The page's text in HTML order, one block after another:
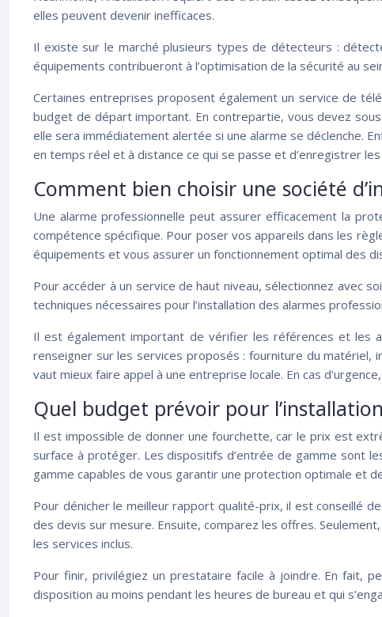
elles peuvent devenir inefficaces.
Il existe sur le marché plusieurs types de détecteurs :
équipements contribueront à l’optimisation de la sécurité au
Certaines entreprises proposent également un service de
budget de départ important. En contrepartie, vous devez
elle sera immédiatement alertée si une alarme se déclenche.
en temps réel et à distance ce qui se passe et d’enregistrer
Comment bien choisir une société
Une alarme professionnelle peut assurer efficacement la
compétence spécifique. Pour poser vos appareils dans les
équipements et vous assurer un fonctionnement optimal des
Pour accéder à un service de haut niveau, sélectionnez avec
techniques nécessaires pour l’installation des alarmes
Il est également important de vérifier les références et les
renseigner sur les services proposés : fourniture du matériel,
vaut mieux faire appel à une entreprise locale. En cas
Quel budget prévoir pour
Il est impossible de donner une fourchette, car le prix est
surface à protéger. Les dispositifs d’entrée de gamme sont
gamme capables de vous garantir une protection optimale et
Pour dénicher le meilleur rapport qualité-prix, il est conseillé
des devis sur mesure. Ensuite, comparez les offres.
les services inclus.
Pour finir, privilégiez un prestataire facile à joindre. En fait,
disposition au moins pendant les heures de bureau et qui